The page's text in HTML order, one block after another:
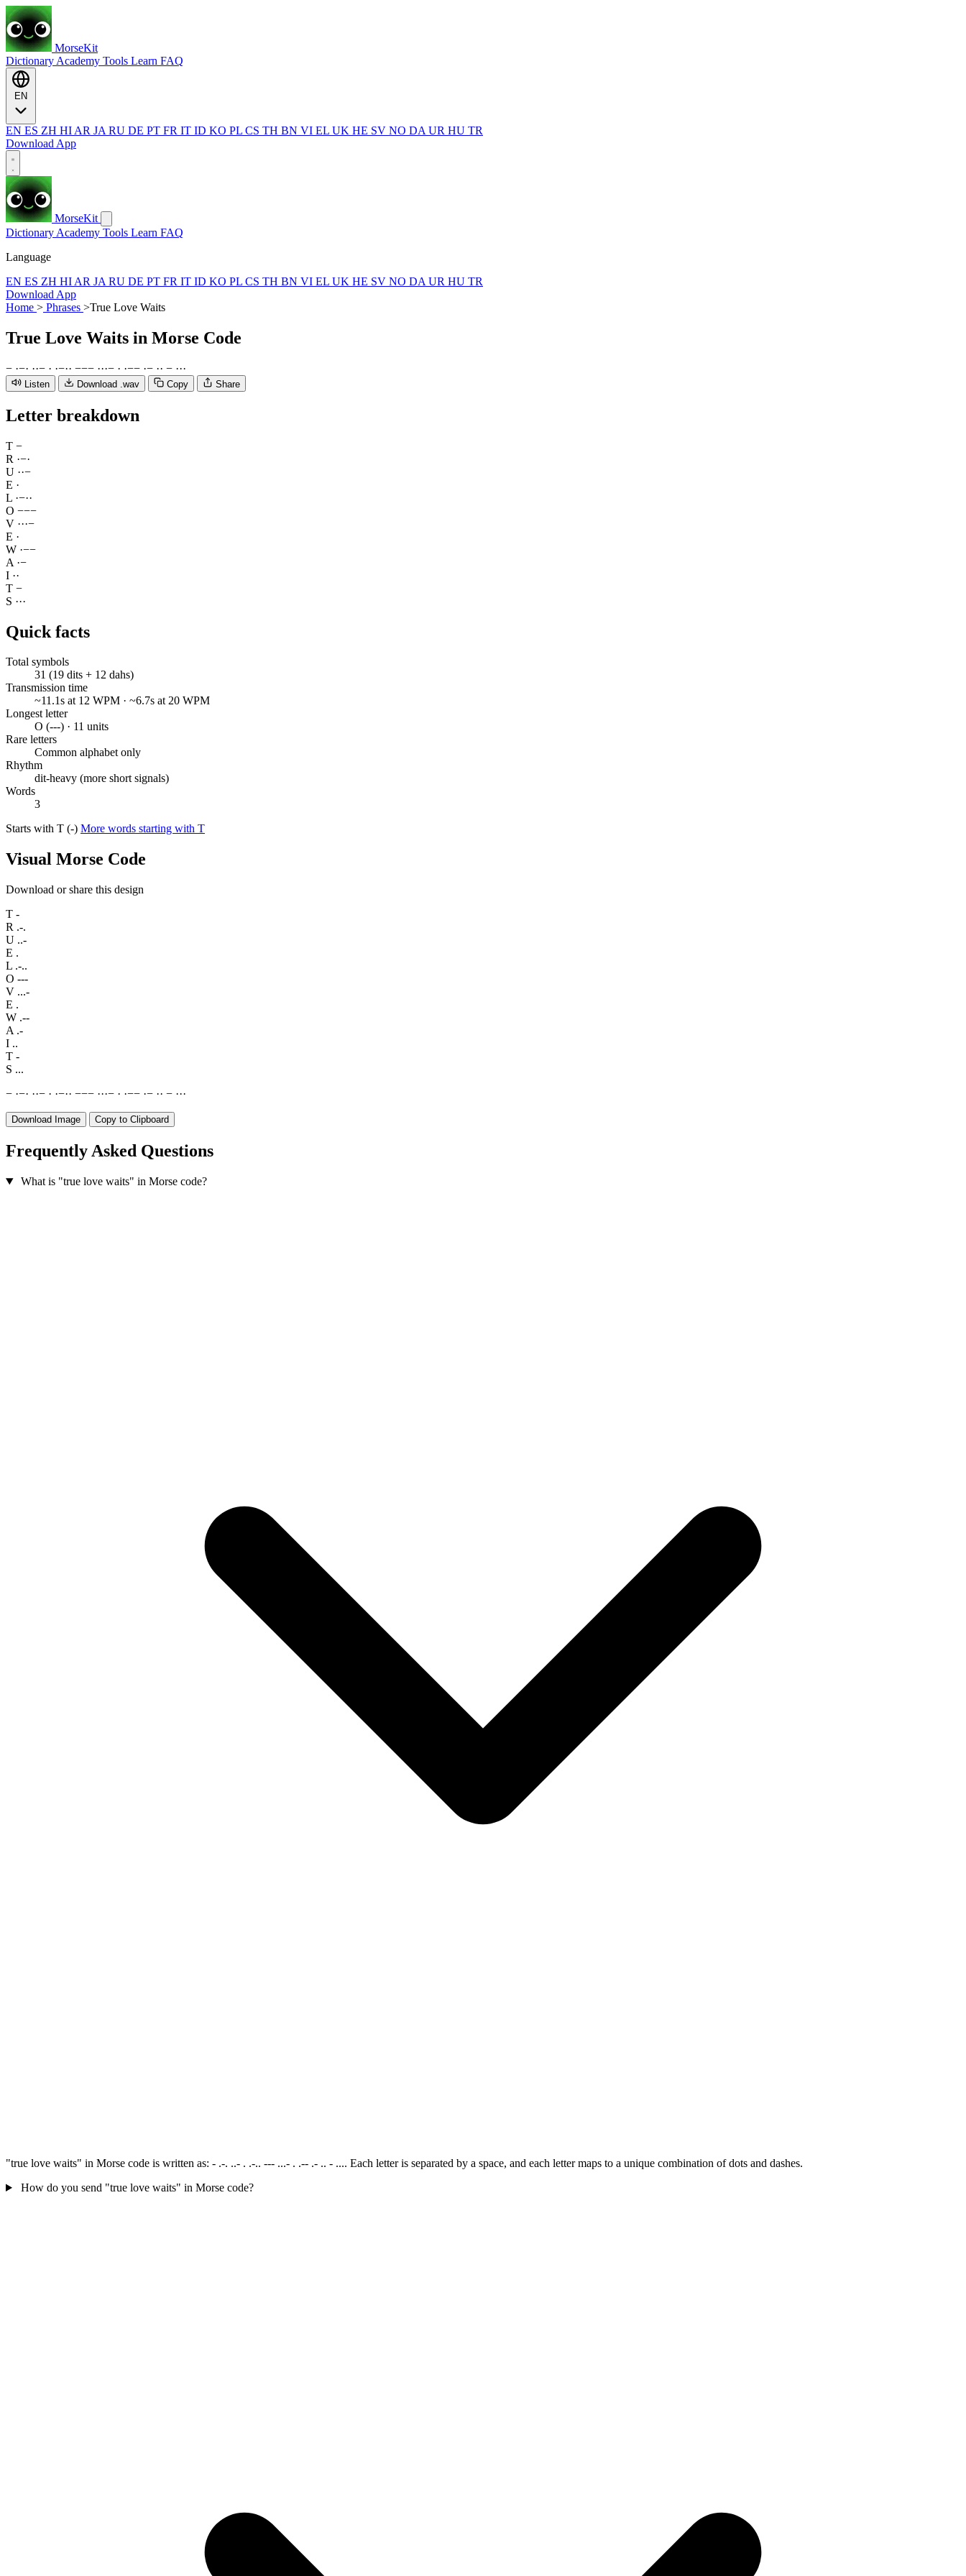
MorseKit
Dictionary Academy Tools Learn FAQ
EN ES ZH HI AR JA RU DE PT FR IT ID KO PL CS TH BN VI EL UK HE SV NO DA UR HU TR
Download App
MorseKit
Dictionary Academy Tools Learn FAQ
Language
EN ES ZH HI AR JA RU DE PT FR IT ID KO PL CS TH BN VI EL UK HE SV NO DA UR HU TR
Download App
Home > Phrases >True Love Waits
True Love Waits in Morse Code
− ·−· ··− · ·−·· −−− ···− · ·−− ·− ·· − ···
Listen Download .wav Copy Share
Letter breakdown
T −
R ·−·
U ··−
E ·
L ·−··
O −−−
V ···−
E ·
W ·−−
A ·−
I ··
T −
S ···
Quick facts
Total symbols
31 (19 dits + 12 dahs)
Transmission time
~11.1s at 12 WPM · ~6.7s at 20 WPM
Longest letter
O (---) · 11 units
Rare letters
Common alphabet only
Rhythm
dit-heavy (more short signals)
Words
3
Starts with T (-) More words starting with T
Visual Morse Code
Download or share this design
T -
R .-.
U ..-
E .
L .-..
O ---
V ...-
E .
W .--
A .-
I ..
T -
S ...
− ·−· ··− · ·−·· −−− ···− · ·−− ·− ·· − ···
Download Image Copy to Clipboard
Frequently Asked Questions
What is "true love waits" in Morse code?
"true love waits" in Morse code is written as: - .-. ..- . .-.. --- ...- . .-- .- .. - .... Each letter is separated by a space, and each letter maps to a unique combination of dots and dashes.
How do you send "true love waits" in Morse code?